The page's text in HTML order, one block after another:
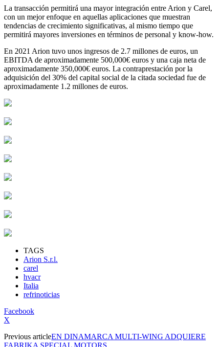
La transacción permitirá una mayor integración entre Arion y Carel,
con un mejor enfoque en aquellas aplicaciones que muestran
tendencias de crecimiento significativas, al mismo tiempo que
permitirá mayores inversiones en términos de personal y know-how.
En 2021 Arion tuvo unos ingresos de 2.7 millones de euros, un
EBITDA de aproximadamente 500,000€ euros y una caja neta de
aproximadamente 350,000€ euros. La contraprestación por la
adquisición del 30% del capital social de la citada sociedad fue de
aproximadamente 1.2 millones de euros.
TAGS
Arion S.r.l.
carel
hvacr
Italia
refrinoticias
Facebook
X
Previous articleEN DINAMARCA MULTI-WING ADQUIERE
FABRIKA SPECIAL MOTORS